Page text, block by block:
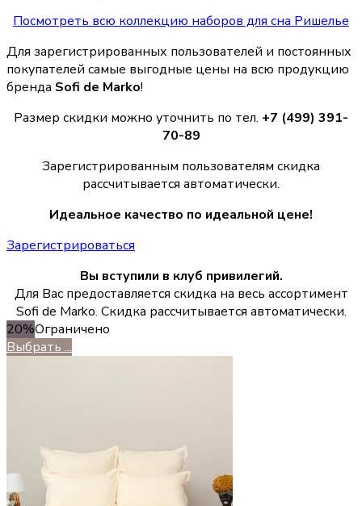
Посмотреть всю коллекцию наборов для сна Ришелье
Для зарегистрированных пользователей и постоянных
покупателей самые выгодные цены на всю продукцию
бренда Sofi de Marko!
Размер скидки можно уточнить по тел. +7 (499) 391-
70-89
Зарегистрированным пользователям скидка
рассчитывается автоматически.
Идеальное качество по идеальной цене!
Зарегистрироваться
Вы вступили в клуб привилегий.
Для Вас предоставляется скидка на весь ассортимент
Sofi de Marko. Скидка рассчитывается автоматически.
20%Ограничено
Выбрать ...